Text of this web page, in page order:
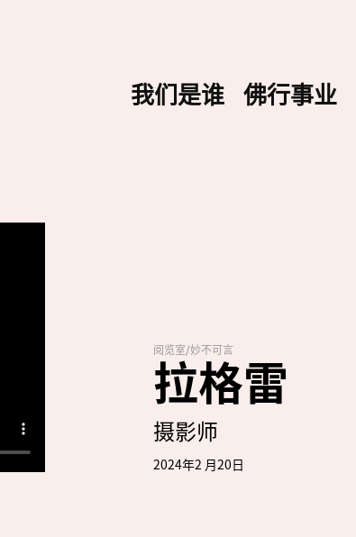
我们是谁 佛行事业
阅览室/妙不可言
拉格雷
摄影师
2024年2 月20日